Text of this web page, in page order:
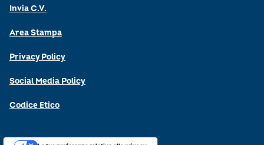
Invia C.V.
Area Stampa
Privacy Policy
Social Media Policy
Codice Etico